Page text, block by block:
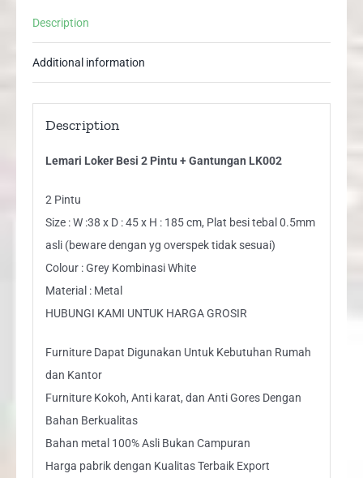
Description
Additional information
Description
Lemari Loker Besi 2 Pintu + Gantungan LK002
2 Pintu
Size : W :38 x D : 45 x H : 185 cm, Plat besi tebal 0.5mm
asli (beware dengan yg overspek tidak sesuai)
Colour : Grey Kombinasi White
Material : Metal
HUBUNGI KAMI UNTUK HARGA GROSIR
Furniture Dapat Digunakan Untuk Kebutuhan Rumah
dan Kantor
Furniture Kokoh, Anti karat, dan Anti Gores Dengan
Bahan Berkualitas
Bahan metal 100% Asli Bukan Campuran
Harga pabrik dengan Kualitas Terbaik Export